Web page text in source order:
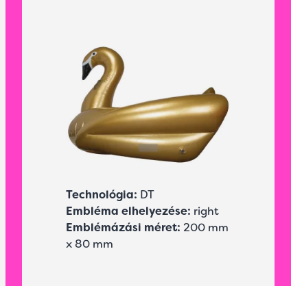
Technológia: DT
Embléma elhelyezése: right
Emblémázási méret: 200 mm
x 80 mm